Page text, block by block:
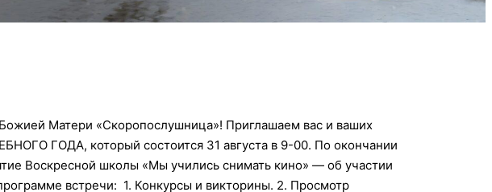
Матери «Скоропослушница»! Приглашаем вас и ваших
ГОДА, который состоится 31 августа в 9-00. По окончании
Воскресной школы «Мы учились снимать кино» — об участии
встречи: 1. Конкурсы и викторины. 2. Просмотр